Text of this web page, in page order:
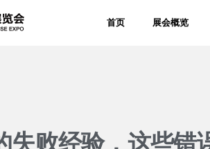
首页 展会概览
失败经验，这些错